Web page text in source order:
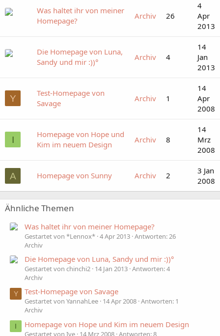
Was haltet ihr von meiner
Homepage?
Archiv 26
4
Apr
2013
Die Homepage von Luna,
Sandy und mir :))°
Archiv 4
14
Jan
2013
Y
Test-Homepage von
Savage
Archiv 1
14
Apr
2008
I
Homepage von Hope und
Kim im neuem Design
Archiv 8
14
Mrz
2008
A Homepage von Sunny Archiv 2
3 Jan
2008
Ähnliche Themen
Was haltet ihr von meiner Homepage?
Gestartet von *Lennox* 4 Apr 2013 Antworten: 26
Archiv
Die Homepage von Luna, Sandy und mir :))°
Gestartet von chinchi2 14 Jan 2013 Antworten: 4
Archiv
Y Test-Homepage von Savage
Gestartet von YannahLee 14 Apr 2008 Antworten: 1
Archiv
I Homepage von Hope und Kim im neuem Design
Gestartet von Ive 14 Mrz 2008 Antworten: 8